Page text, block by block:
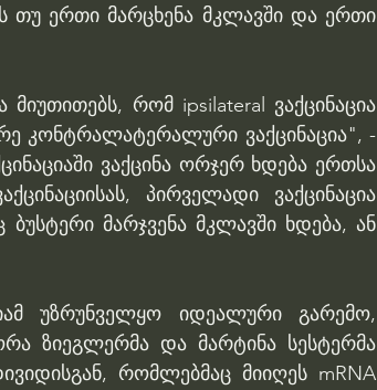
თუ ერთი მარცხენა მკლავში და ერთი
რომ ipsilateral ვაქცინაცია
კონტრალატერალური ვაქცინაცია", -
ვაქცინა ორჯერ ხდება ერთსა
პირველადი ვაქცინაცია
მარჯვენა მკლავში ხდება, ან
უზრუნველყო იდეალური გარემო,
ზიეგლერმა და მარტინა სესტერმა
რომლებმაც მიიღეს mRNA